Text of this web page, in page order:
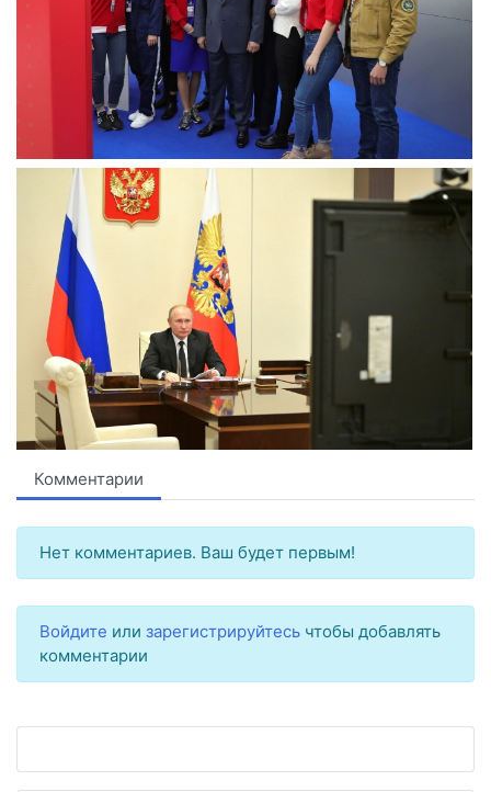
Комментарии
Нет комментариев. Ваш будет первым!
Войдите или зарегистрируйтесь чтобы добавлять
комментарии